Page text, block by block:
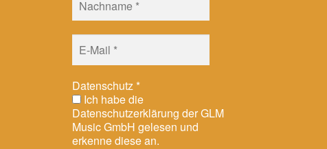
Datenschutz*
Ich habe die
Datenschutzerklärung der GLM
Music GmbH gelesen und
erkenne diese an.